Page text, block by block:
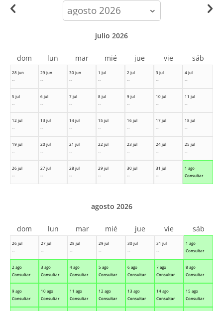
calendar-
month
28 jun
--
29 jun
--
30 jun
--
1 jul
--
2 jul
--
3 jul
--
4 jul
--
5 jul
--
6 jul
--
7 jul
--
8 jul
--
9 jul
--
10 jul
--
11 jul
--
12 jul
--
13 jul
--
14 jul
--
15 jul
--
16 jul
--
17 jul
--
18 jul
--
19 jul
--
20 jul
--
21 jul
--
22 jul
--
23 jul
--
24 jul
--
25 jul
--
26 jul
--
27 jul
--
28 jul
--
29 jul
--
30 jul
--
31 jul
--
1 ago
Consultar
julio 2026
dom lun mar mié jue vie sáb
26 jul
--
27 jul
--
28 jul
--
29 jul
--
30 jul
--
31 jul
--
1 ago
Consultar
2 ago
Consultar
3 ago
Consultar
4 ago
Consultar
5 ago
Consultar
6 ago
Consultar
7 ago
Consultar
8 ago
Consultar
9 ago
Consultar
10 ago
Consultar
11 ago
Consultar
12 ago
Consultar
13 ago
Consultar
14 ago
Consultar
15 ago
Consultar
agosto 2026
dom lun mar mié jue vie sáb